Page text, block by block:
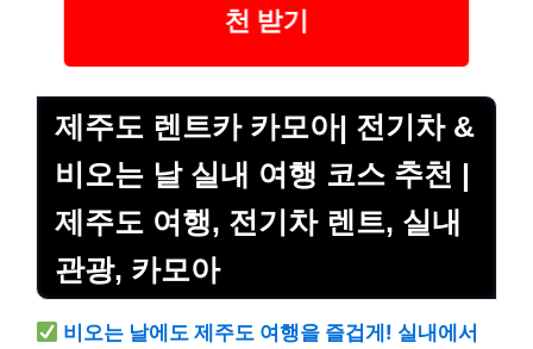
천 받기
제주도 렌트카 카모아| 전기차 &
비오는 날 실내 여행 코스 추천 |
제주도 여행, 전기차 렌트, 실내
관광, 카모아
비오는 날에도 제주도 여행을 즐겁게! 실내에서